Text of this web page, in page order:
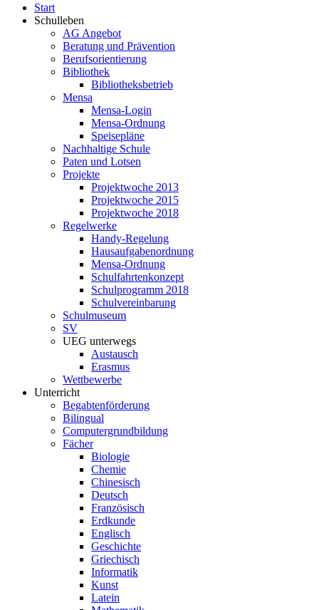
Start
Schulleben
AG Angebot
Beratung und Prävention
Berufsorientierung
Bibliothek
Bibliotheksbetrieb
Mensa
Mensa-Login
Mensa-Ordnung
Speisepläne
Nachhaltige Schule
Paten und Lotsen
Projekte
Projektwoche 2013
Projektwoche 2015
Projektwoche 2018
Regelwerke
Handy-Regelung
Hausaufgabenordnung
Mensa-Ordnung
Schulfahrtenkonzept
Schulprogramm 2018
Schulvereinbarung
Schulmuseum
SV
UEG unterwegs
Austausch
Erasmus
Wettbewerbe
Unterricht
Begabtenförderung
Bilingual
Computergrundbildung
Fächer
Biologie
Chemie
Chinesisch
Deutsch
Französisch
Erdkunde
Englisch
Geschichte
Griechisch
Informatik
Kunst
Latein